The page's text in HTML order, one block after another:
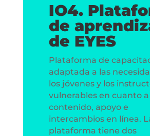
IO4.
de
de EYES
Plataforma de
adaptada a las
los jóvenes y los
vulnerables en cuanto a
contenido, apoyo e
intercambios en línea.
plataforma tiene dos